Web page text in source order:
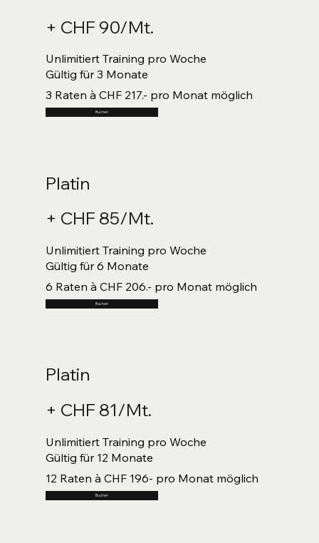
Unlimitiert Training pro Woche
Gültig für 3 Monate
+ CHF 90/Mt.
3 Raten à CHF 217.- pro Monat möglich
Buchen
Platin
Unlimitiert Training pro Woche
Gültig für 6 Monate
+ CHF 85/Mt.
6 Raten à CHF 206.- pro Monat möglich
Buchen
Platin
Unlimitiert Training pro Woche
Gültig für 12 Monate
+ CHF 81/Mt.
12 Raten à CHF 196- pro Monat möglich
Buchen